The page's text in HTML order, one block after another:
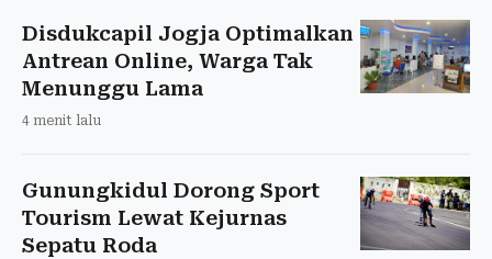
Disdukcapil Jogja Optimalkan
Antrean Online, Warga Tak
Menunggu Lama
4 menit lalu
Gunungkidul Dorong Sport
Tourism Lewat Kejurnas
Sepatu Roda